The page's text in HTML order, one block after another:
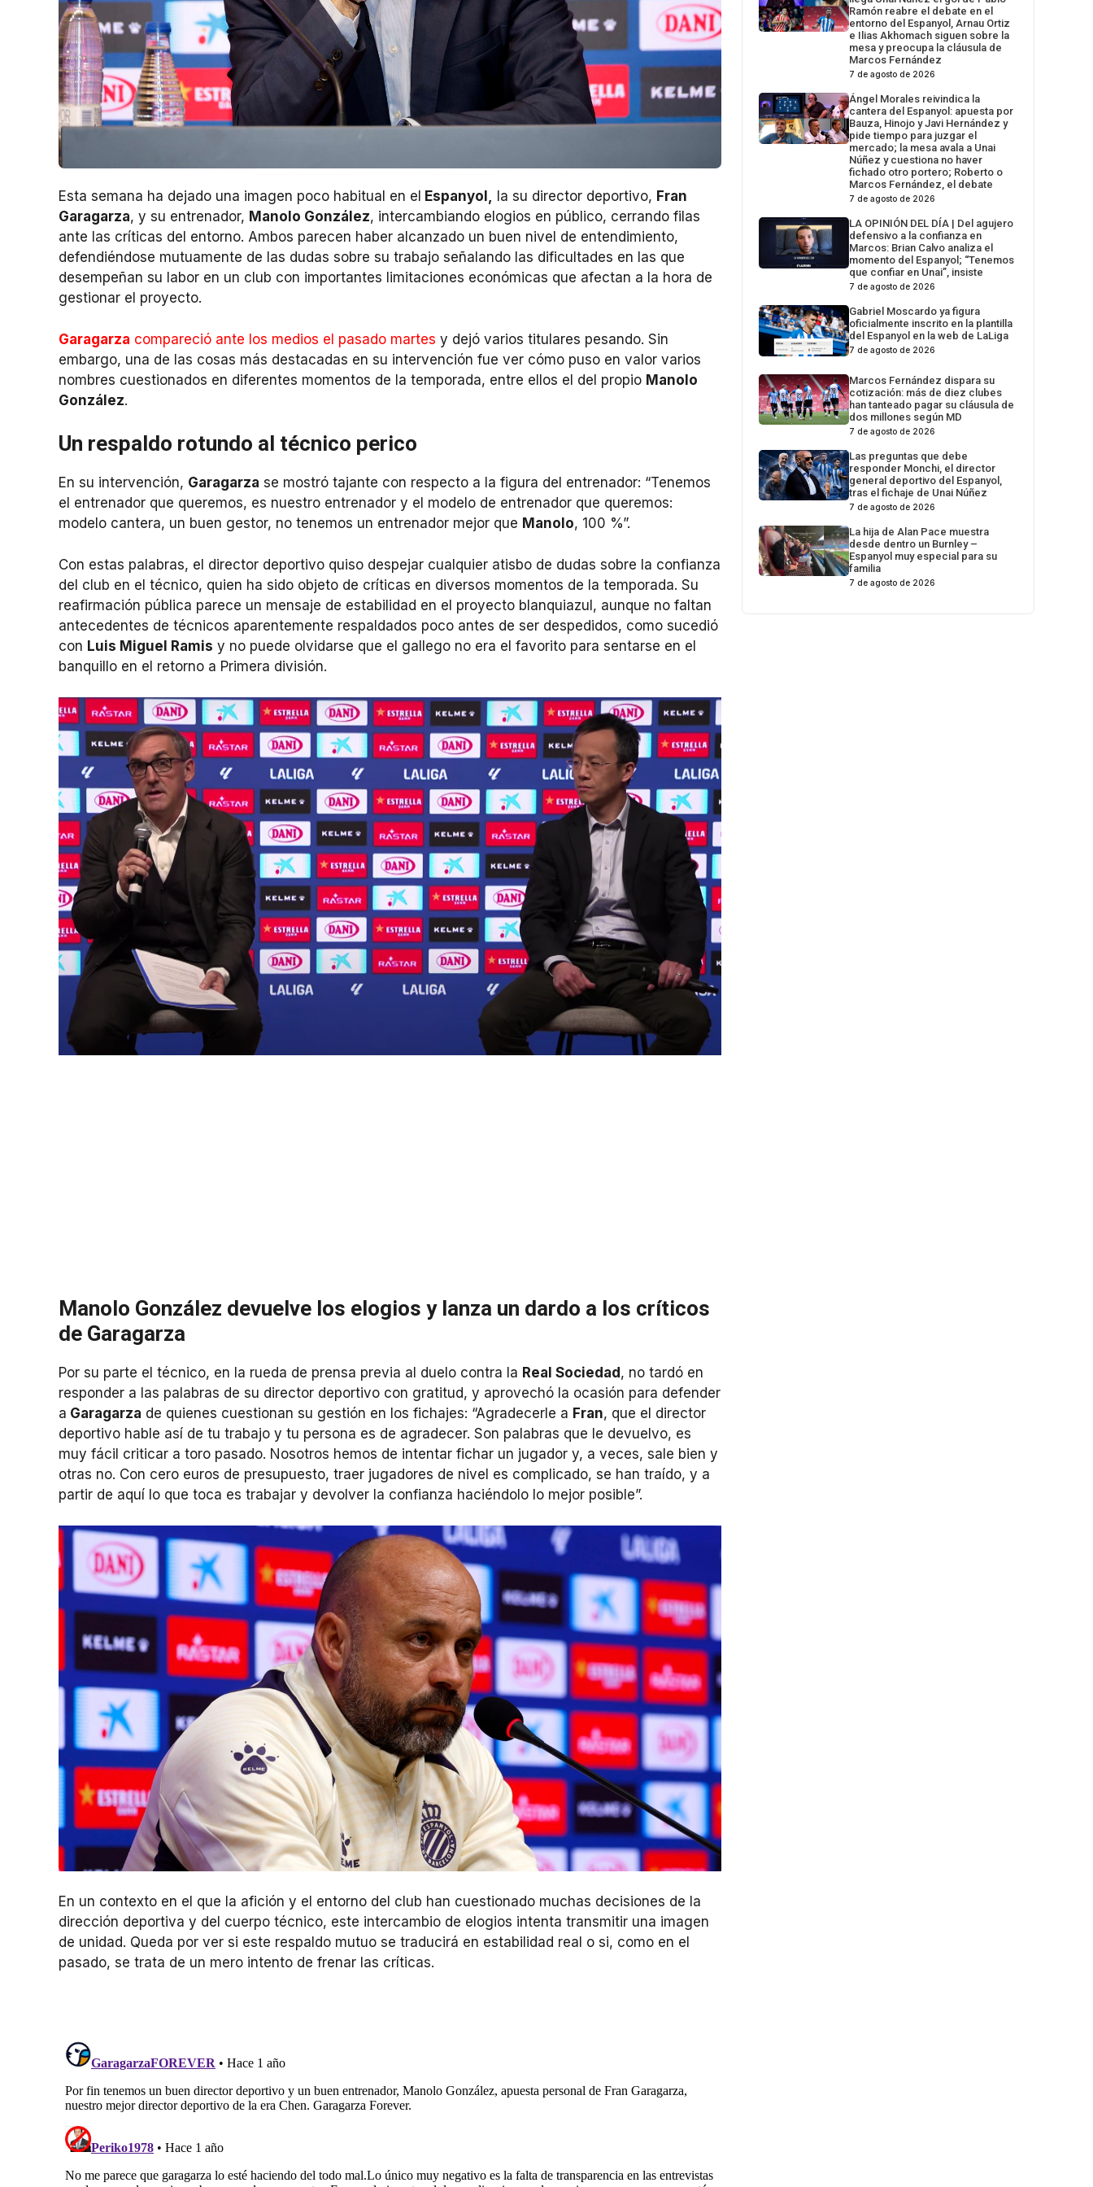
Esta semana ha dejado una imagen poco habitual en el Espanyol, la su director deportivo, Fran
Garagarza, y su entrenador, Manolo González, intercambiando elogios en público, cerrando filas
ante las críticas del entorno. Ambos parecen haber alcanzado un buen nivel de entendimiento,
defendiéndose mutuamente de las dudas sobre su trabajo señalando las dificultades en las que
desempeñan su labor en un club con importantes limitaciones económicas que afectan a la hora de
gestionar el proyecto.
Garagarza compareció ante los medios el pasado martes y dejó varios titulares pesando. Sin
embargo, una de las cosas más destacadas en su intervención fue ver cómo puso en valor varios
nombres cuestionados en diferentes momentos de la temporada, entre ellos el del propio Manolo
González.
Un respaldo rotundo al técnico perico
En su intervención, Garagarza se mostró tajante con respecto a la figura del entrenador: “Tenemos
el entrenador que queremos, es nuestro entrenador y el modelo de entrenador que queremos:
modelo cantera, un buen gestor, no tenemos un entrenador mejor que Manolo, 100 %”.
Con estas palabras, el director deportivo quiso despejar cualquier atisbo de dudas sobre la confianza
del club en el técnico, quien ha sido objeto de críticas en diversos momentos de la temporada. Su
reafirmación pública parece un mensaje de estabilidad en el proyecto blanquiazul, aunque no faltan
antecedentes de técnicos aparentemente respaldados poco antes de ser despedidos, como sucedió
con Luis Miguel Ramis y no puede olvidarse que el gallego no era el favorito para sentarse en el
banquillo en el retorno a Primera división.
Manolo González devuelve los elogios y lanza un dardo a los críticos
de Garagarza
Por su parte el técnico, en la rueda de prensa previa al duelo contra la Real Sociedad, no tardó en
responder a las palabras de su director deportivo con gratitud, y aprovechó la ocasión para defender
a Garagarza de quienes cuestionan su gestión en los fichajes: “Agradecerle a Fran, que el director
deportivo hable así de tu trabajo y tu persona es de agradecer. Son palabras que le devuelvo, es
muy fácil criticar a toro pasado. Nosotros hemos de intentar fichar un jugador y, a veces, sale bien y
otras no. Con cero euros de presupuesto, traer jugadores de nivel es complicado, se han traído, y a
partir de aquí lo que toca es trabajar y devolver la confianza haciéndolo lo mejor posible”.
En un contexto en el que la afición y el entorno del club han cuestionado muchas decisiones de la
dirección deportiva y del cuerpo técnico, este intercambio de elogios intenta transmitir una imagen
de unidad. Queda por ver si este respaldo mutuo se traducirá en estabilidad real o si, como en el
pasado, se trata de un mero intento de frenar las críticas.
Ramón reabre el debate en el
entorno del Espanyol, Arnau Ortiz
e Ilias Akhomach siguen sobre la
mesa y preocupa la cláusula de
Marcos Fernández
7 de agosto de 2026
Ángel Morales reivindica la
cantera del Espanyol: apuesta por
Bauza, Hinojo y Javi Hernández y
pide tiempo para juzgar el
mercado; la mesa avala a Unai
Núñez y cuestiona no haver
fichado otro portero; Roberto o
Marcos Fernández, el debate
7 de agosto de 2026
LA OPINIÓN DEL DÍA | Del agujero
defensivo a la confianza en
Marcos: Brian Calvo analiza el
momento del Espanyol; “Tenemos
que confiar en Unai”, insiste
7 de agosto de 2026
Gabriel Moscardo ya figura
oficialmente inscrito en la plantilla
del Espanyol en la web de LaLiga
7 de agosto de 2026
Marcos Fernández dispara su
cotización: más de diez clubes
han tanteado pagar su cláusula de
dos millones según MD
7 de agosto de 2026
Las preguntas que debe
responder Monchi, el director
general deportivo del Espanyol,
tras el fichaje de Unai Núñez
7 de agosto de 2026
La hija de Alan Pace muestra
desde dentro un Burnley –
Espanyol muy especial para su
familia
7 de agosto de 2026